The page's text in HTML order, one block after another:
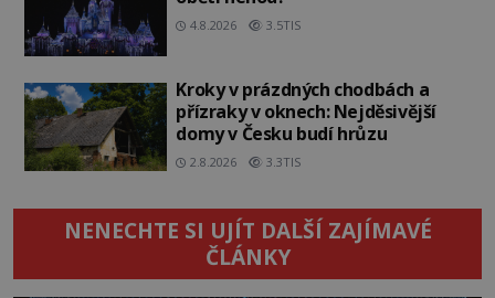
4.8.2026 3.5TIS
Kroky v prázdných chodbách a
přízraky v oknech: Nejděsivější
domy v Česku budí hrůzu
2.8.2026 3.3TIS
NENECHTE SI UJÍT DALŠÍ ZAJÍMAVÉ
ČLÁNKY